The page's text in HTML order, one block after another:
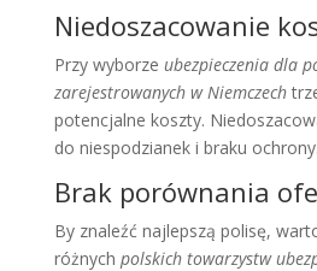
Niedoszacowanie
Przy wyborze ubezpieczenia dla
zarejestrowanych w Niemczech
potencjalne koszty.
do niespodzianek i braku ochrony.
Brak porównania
By znaleźć najlepszą polisę,
różnych polskich towarzystw